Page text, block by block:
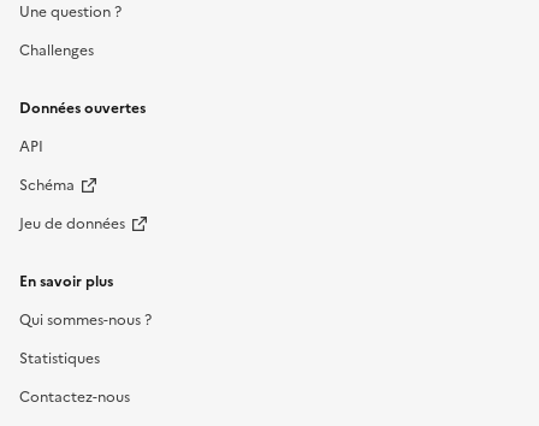
Une question ?
Challenges
Données ouvertes
API
Schéma
Jeu de données
En savoir plus
Qui sommes-nous ?
Statistiques
Contactez-nous